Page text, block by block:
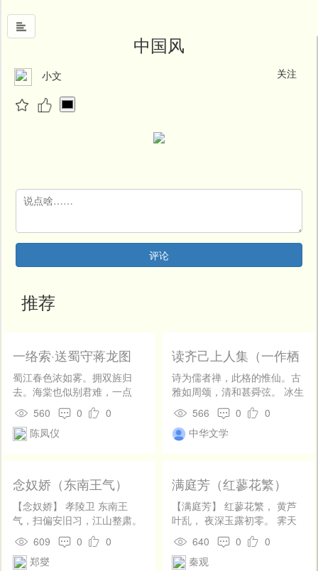
首
墨
人
堂
登
中国风
关注
小文
评论
推荐
一络索·送蜀守蒋龙图
蜀江春色浓如雾。拥双旌归
去。海棠也似别君难，一点
点、啼红雨。此去马蹄何处。
沙堤新路。禁林赐宴赏花时，
还忆著、西楼否。
560 0
0
陈凤仪
读齐己上人集（一作栖
蟾诗）
诗为儒者禅，此格的惟仙。古
雅如周颂，清和甚舜弦。 冰生
听瀑句，香发早梅篇。想得吟
成夜，文星照楚天。
566 0
0
中华文学
念奴娇（东南王气）
【念奴娇】 孝陵卫 东南王
气，扫偏安旧习，江山整肃。
老桧苍松盘寝殿，夜夜蛟龙来
宿。 翁仲衣冠，狮麟头角，静
锁苔痕绿。 斜阳断碣，几人系
609 0
0
郑燮
满庭芳（红蓼花繁）
【满庭芳】 红蓼花繁， 黄芦
叶乱， 夜深玉露初零。 霁天
空阔， 云淡楚江清。 独棹孤
逢小艇， 悠悠过、烟渚沙汀。
金钩细，丝纶慢卷， 牵动一潭
640 0
0
秦观